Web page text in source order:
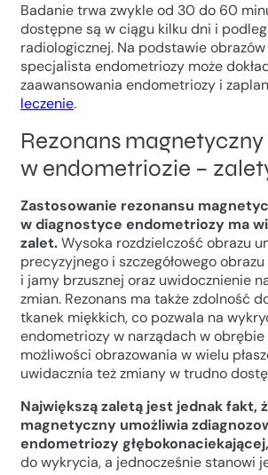
Badanie trwa zwykle od 30 do 60
dostępne są w ciągu kilku dni i
radiologicznej. Na podstawie obrazów
specjalista endometriozy może
zaawansowania endometriozy i
leczenie.
Rezonans magnetyczny
w endometriozie –
Zastosowanie rezonansu
w diagnostyce endometriozy ma
zalet.Wysoka rozdzielczość obrazu
precyzyjnego i szczegółowego
i jamy brzusznej oraz uwidocznienie
zmian. Rezonans ma także zdolność
tkanek miękkich, co pozwala na
endometriozy w narządach w obrębie
możliwości obrazowania w wielu
uwidacznia też zmiany w trudno
Największą zaletą jest jednak fakt,
magnetyczny umożliwia
endometriozy głębokonaciekającej,
do wykrycia, a jednocześnie stanowi